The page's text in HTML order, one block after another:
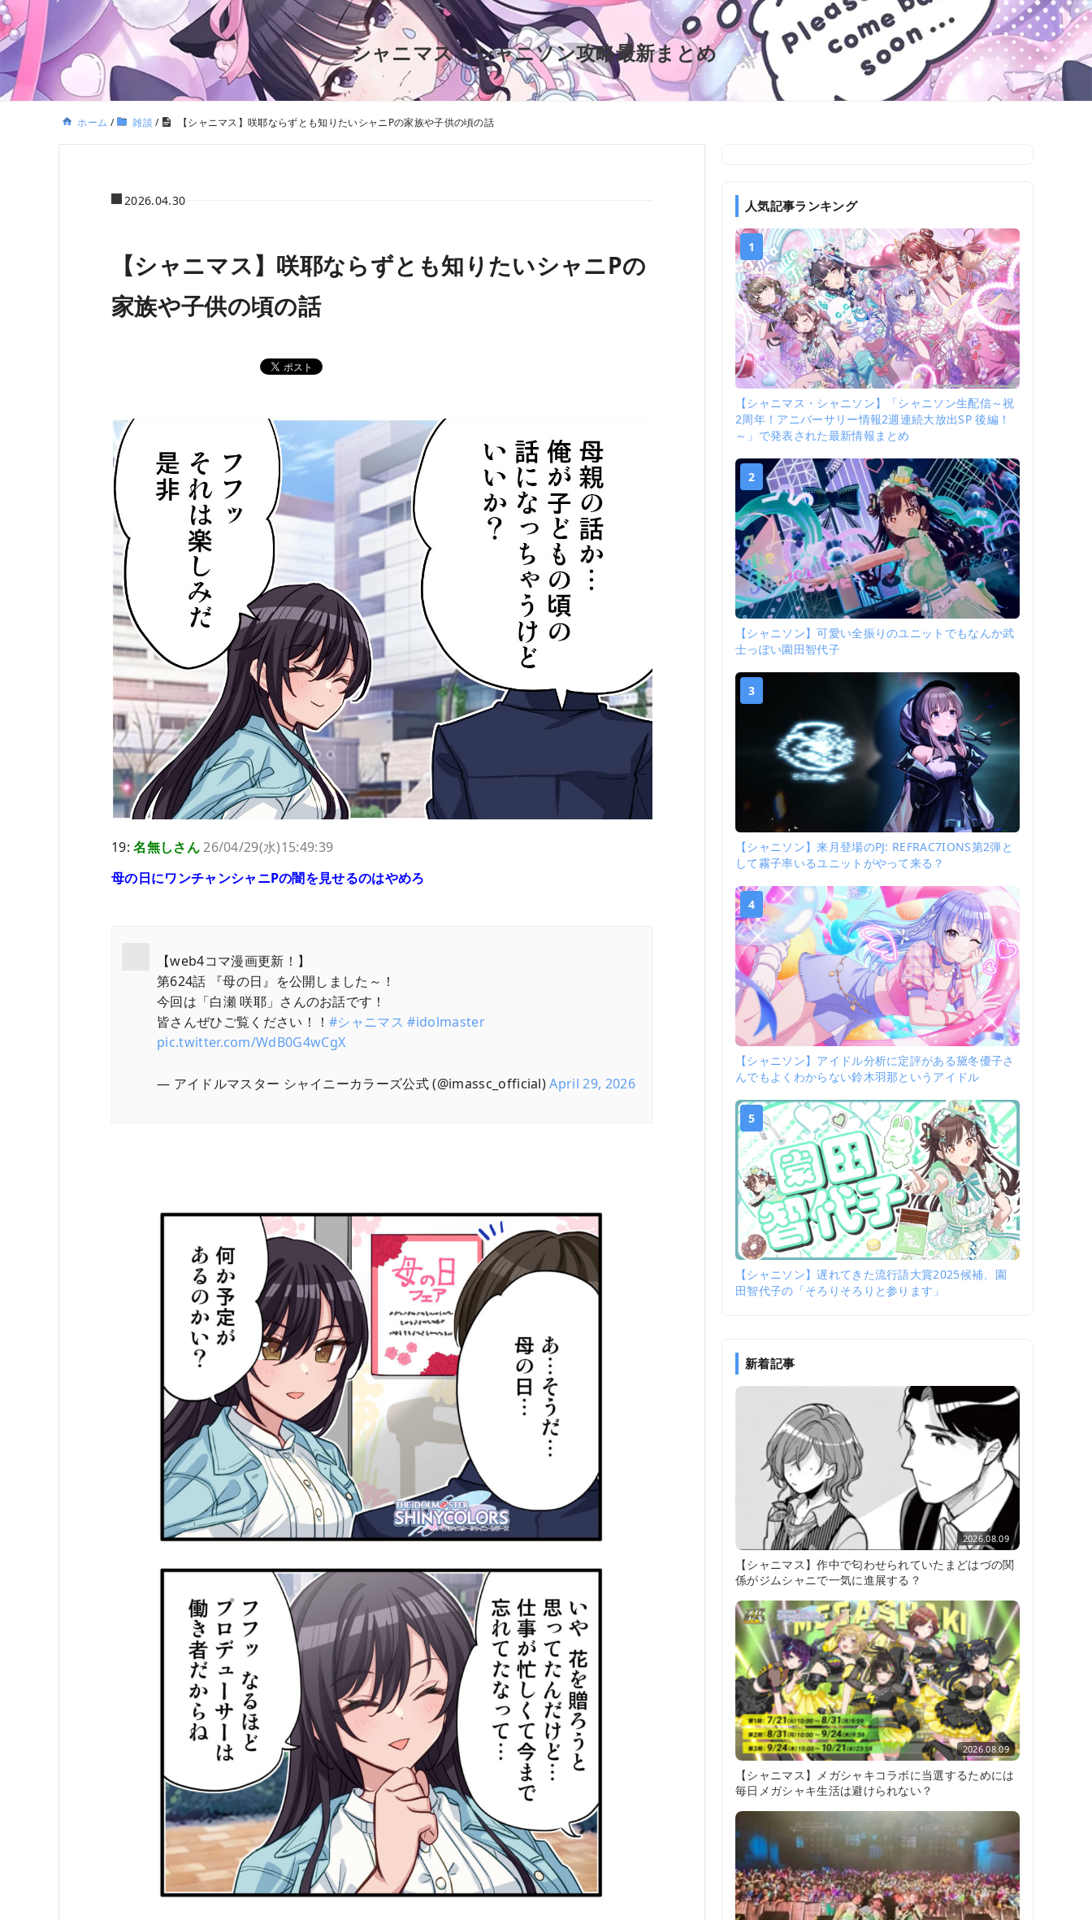
シャニマス・シャニソン攻略最新まとめ
ホーム / 雑談 / 【シャニマス】咲耶ならずとも知りたいシャニPの家族や子供の頃の話
2026.04.30
【シャニマス】咲耶ならずとも知りたいシャニPの
家族や子供の頃の話
19:名無しさん26/04/29(水)15:49:39
母の日にワンチャンシャニPの闇を見せるのはやめろ
【web4コマ漫画更新！】
第624話 『母の日』を公開しました～！
今回は「白瀬 咲耶」さんのお話です！
皆さんぜひご覧ください！！#シャニマス #idolmaster
pic.twitter.com/WdB0G4wCgX
— アイドルマスター シャイニーカラーズ公式 (@imassc_official)April 29, 2026
人気記事ランキング
1
【シャニマス・シャニソン】「シャニソン生配信～祝
2周年！アニバーサリー情報2週連続大放出SP 後編！
～」で発表された最新情報まとめ
2
【シャニソン】可愛い全振りのユニットでもなんか武
士っぽい園田智代子
3
【シャニソン】来月登場のPJ: REFRAC7IONS第2弾と
して霧子率いるユニットがやって来る？
4
【シャニソン】アイドル分析に定評がある黛冬優子さ
んでもよくわからない鈴木羽那というアイドル
5
【シャニソン】遅れてきた流行語大賞2025候補、園
田智代子の「そろりそろりと参ります」
新着記事
2026.08.09
【シャニマス】作中で匂わせられていたまどはづの関
係がジムシャニで一気に進展する？
2026.08.09
【シャニマス】メガシャキコラボに当選するためには
毎日メガシャキ生活は避けられない？